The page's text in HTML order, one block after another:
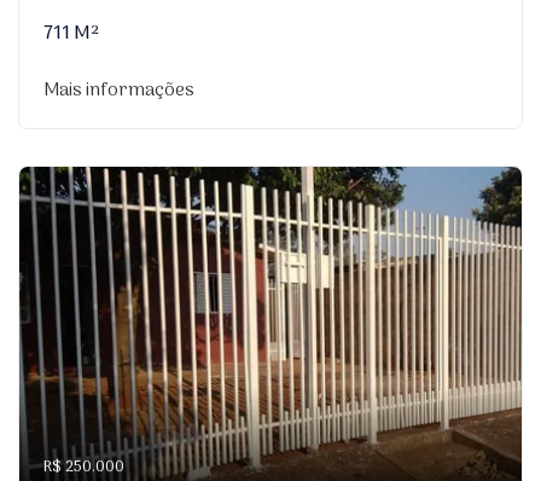
711 M²
Mais informações
R$ 250.000